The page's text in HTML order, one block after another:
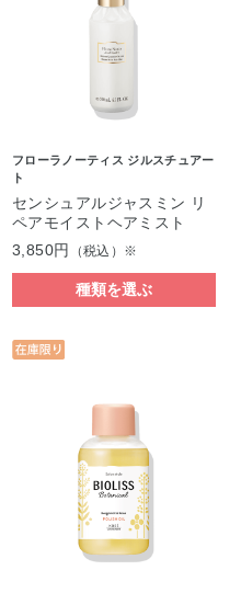
フローラノーティス ジルスチュアー
ト
センシュアルジャスミン リ
ペアモイストヘアミスト
3,850円
（税込）※
種類を選ぶ